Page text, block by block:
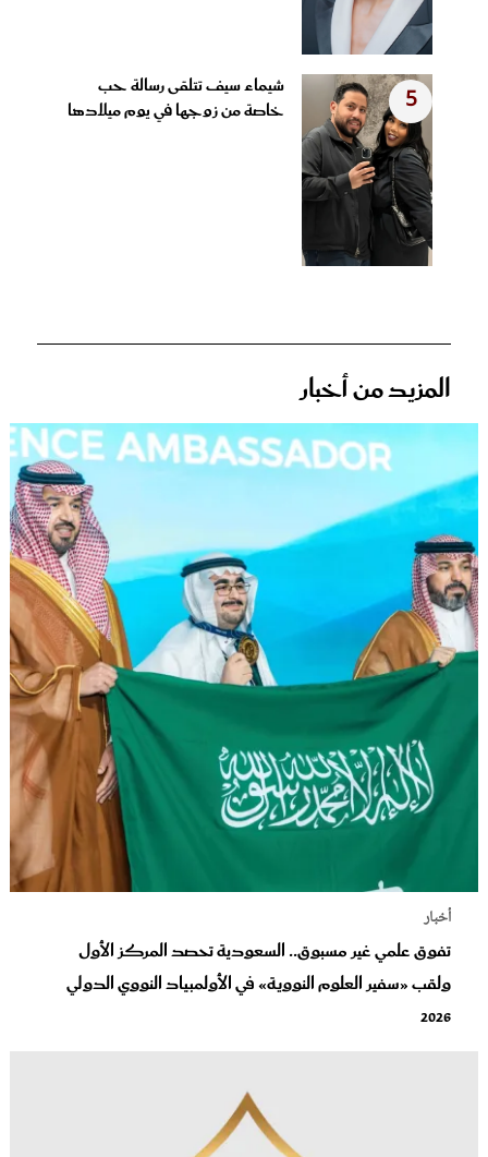
5
شيماء سيف تتلقى رسالة حب
خاصة من زوجها في يوم ميلادها
المزيد من أخبار
أخبار
تفوق علمي غير مسبوق.. السعودية تحصد المركز الأول
ولقب «سفير العلوم النووية» في الأولمبياد النووي الدولي
2026